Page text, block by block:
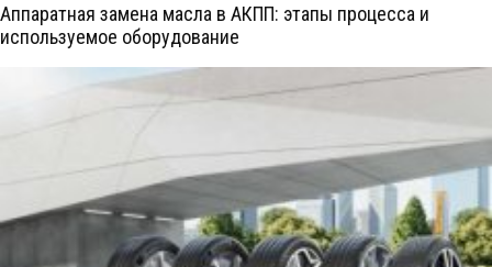
Аппаратная замена масла в АКПП: этапы процесса и
используемое оборудование